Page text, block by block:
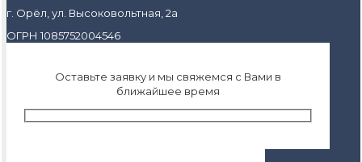
г. Орёл, ул. Высоковольтная, 2а
ОГРН 1085752004546
Оставьте заявку и мы свяжемся с Вами в
ближайшее время